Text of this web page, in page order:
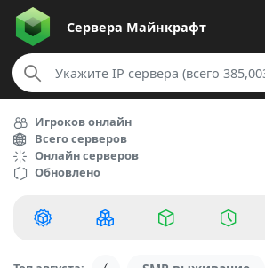
Сервера Майнкрафт
Игроков онлайн
Всего серверов
Онлайн серверов
Обновлено